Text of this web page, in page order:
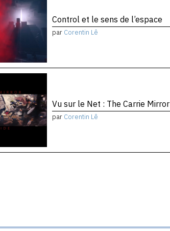
Control et le sens de l’espace
par Corentin Lê
Vu sur le Net : The Carrie Mirror
par Corentin Lê